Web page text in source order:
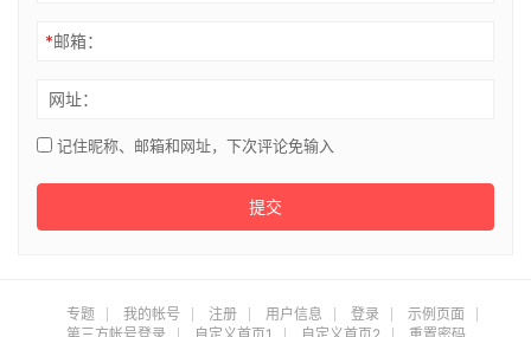
*邮箱：
网址：
记住昵称、邮箱和网址，下次评论免输入
提交
专题 我的帐号 注册 用户信息 登录
示例页面